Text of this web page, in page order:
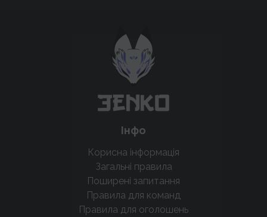
крутих нововведень
Підтримати проєкт
Інфо
Корисна інформація
Загальні правила
Поширені запитання
Правила для команд
Правила для оголошень